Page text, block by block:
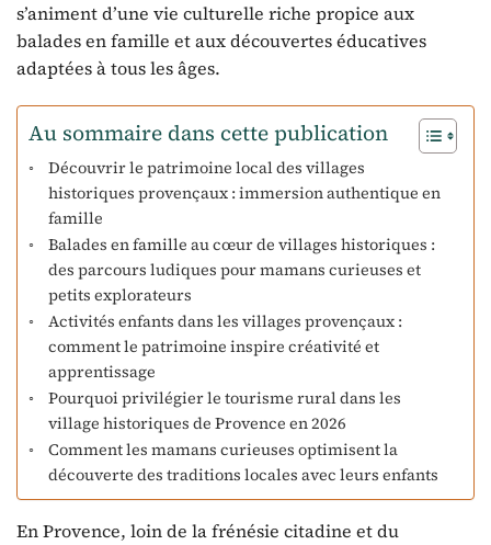
s’animent d’une vie culturelle riche propice aux
balades en famille et aux découvertes éducatives
adaptées à tous les âges.
Au sommaire dans cette publication
Découvrir le patrimoine local des villages
historiques provençaux : immersion authentique en
famille
Balades en famille au cœur de villages historiques :
des parcours ludiques pour mamans curieuses et
petits explorateurs
Activités enfants dans les villages provençaux :
comment le patrimoine inspire créativité et
apprentissage
Pourquoi privilégier le tourisme rural dans les
village historiques de Provence en 2026
Comment les mamans curieuses optimisent la
découverte des traditions locales avec leurs enfants
En Provence, loin de la frénésie citadine et du